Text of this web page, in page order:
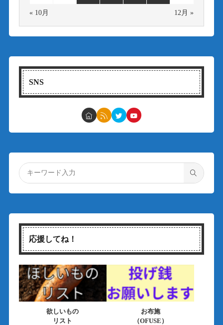
« 10月 12月 »
SNS
応援してね！
欲しいもの
リスト
お布施
（OFUSE）